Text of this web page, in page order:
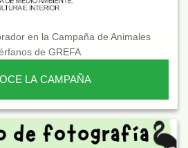
en la Campaña de Animales
de GREFA
LA CAMPAÑA